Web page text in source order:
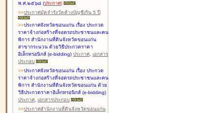
พ.ศ.๒๕๖๘ (ประกาศ)
>>ประกาศมัดจำรังวัดค้างบัญชีเกิน 5 ปี
>>ประกาศจังหวัดขอนแก่น เรื่อง ประกวด
ราคาจ้างก่อสร้างที่จอดรถประชาชนและคน
พิการ สำนักงานที่ดินจังหวัดขอนแก่น
สาขากระนวน ด้วยวิธีประกวดราคา
อิเล็กทรอนิกส์ (e-bidding) ประกาศ, เอกสาร
ประกอบ
>>ประกาศจังหวัดขอนแก่น เรื่อง ประกวด
ราคาจ้างก่อสร้างที่จอดรถประชาชนและคน
พิการ สำนักงานที่ดินจังหวัดขอนแก่น ด้วย
วิธีประกวดราคาอิเล็กทรอนิกส์ (e-bidding)
ประกาศ, เอกสารประกอบ
>>ประกาศสำนักงานที่ดินจังหวัดขอนแก่น